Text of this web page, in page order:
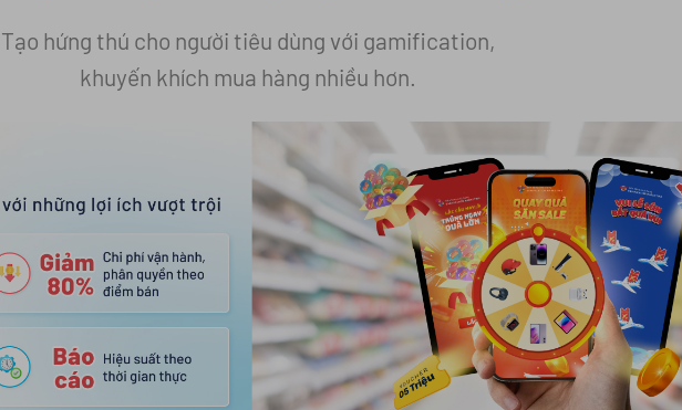
Tạo hứng thú cho người tiêu dùng với gamification,
khuyến khích mua hàng nhiều hơn.